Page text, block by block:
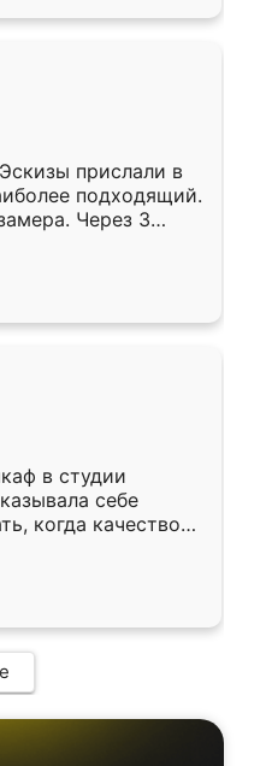
прислали в
подходящий.
Через 3
Остались
Ренессанс
работу!
в студии
себе
когда качеством
кухня уже почти